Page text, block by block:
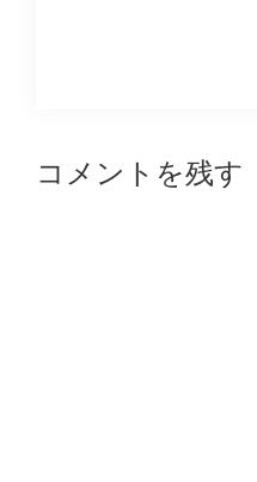
Reader
コメントを残す